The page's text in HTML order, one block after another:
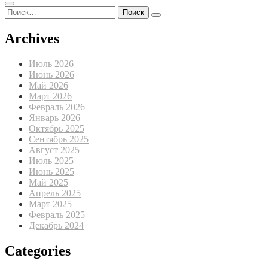
Найти:
Archives
Июль 2026
Июнь 2026
Май 2026
Март 2026
Февраль 2026
Январь 2026
Октябрь 2025
Сентябрь 2025
Август 2025
Июль 2025
Июнь 2025
Май 2025
Апрель 2025
Март 2025
Февраль 2025
Декабрь 2024
Categories